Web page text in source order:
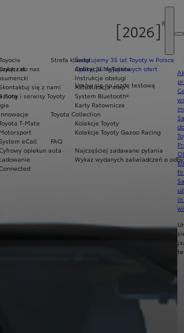
Świętujemy 35 lat Toyoty w Polsce
Odkryj 35 wyjątkowych ofert
Umów się na jazdę testową
do nas
Skontaktuj się z nami
i serwisy Toyoty
Innowacje
T-Mate
Motorsport
System eCall
opiekun auta
rat
flotą
Strefa klienta
Aplikacja MyToyota
Instrukcje obsługi
Aktualizacja map
System Bluetooth®
Karty Ratownicze
Toyota Collection
Kolekcje Toyoty
Kolekcje Toyoty Gazoo Racing
FAQ
Najczęściej zadawane pytania
Wykaz wydanych zaświadczeń o